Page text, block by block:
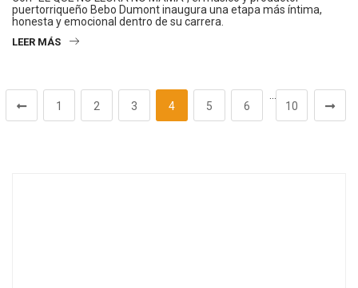
puertorriqueño Bebo Dumont inaugura una etapa más íntima,
honesta y emocional dentro de su carrera.
LEER MÁS
1 2 3 4 5 6
…
10